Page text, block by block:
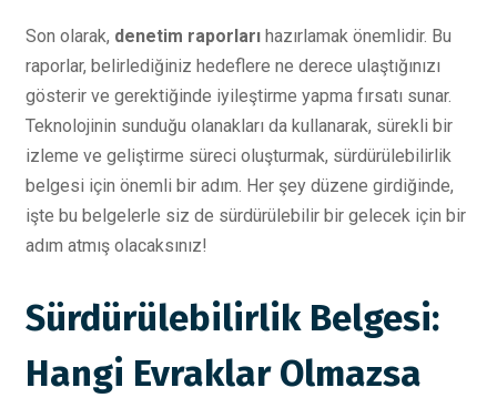
Son olarak, denetim raporları hazırlamak önemlidir. Bu
raporlar, belirlediğiniz hedeflere ne derece ulaştığınızı
gösterir ve gerektiğinde iyileştirme yapma fırsatı sunar.
Teknolojinin sunduğu olanakları da kullanarak, sürekli bir
izleme ve geliştirme süreci oluşturmak, sürdürülebilirlik
belgesi için önemli bir adım. Her şey düzene girdiğinde,
işte bu belgelerle siz de sürdürülebilir bir gelecek için bir
adım atmış olacaksınız!
Sürdürülebilirlik Belgesi:
Hangi Evraklar Olmazsa